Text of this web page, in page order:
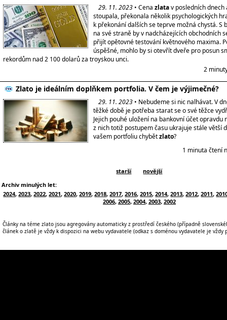
29. 11. 2023 • Cena zlatav posledních dnech
stoupala, překonala několik psychologických
k překonání dalších se teprve možná chystá. S
na své straně by v nadcházejících obchodních
přijít opětovné testování květnového maxima.
úspěšné, mohlo by si otevřít dveře pro posun
rekordům nad 2 100 dolarů za troyskou unci.
2
Zlato je ideálním doplňkem portfolia. V čem je výjimečné?
29. 11. 2023 • Nebudeme si nic nalhávat. V
těžké době je potřeba starat se o své těžce
Jejich pouhé uložení na bankovní účet opravdu
z nich totiž postupem času ukrajuje stále větší
vašem portfoliu chybětzlato?
1 minuta čtení
starší
novější
Archiv minulých let:
2024,2023,2022,2021,2020,2019,2018,2017,2016,2015,2014,2013,2012,2011,
2006, 2005, 2004, 2003, 2002
Články na téme zlato jsou agregovány automaticky z prostředí českého (případně
článek o zlatě je vždy k dispozici na webu vydavatele (odkaz s doménou vydavatele je vždy